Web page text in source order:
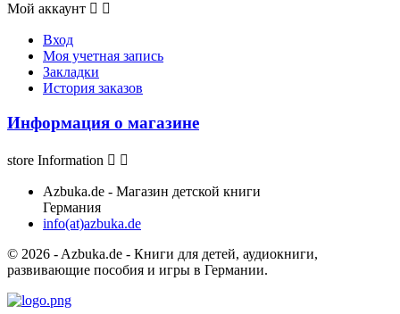
Мой аккаунт  
Вход
Моя учетная запись
Закладки
История заказов
Информация о магазине
store Information  
Azbuka.de - Магазин детской книги
Германия
info(at)azbuka.de
© 2026 - Azbuka.de - Книги для детей, аудиокниги,
развивающие пособия и игры в Германии.